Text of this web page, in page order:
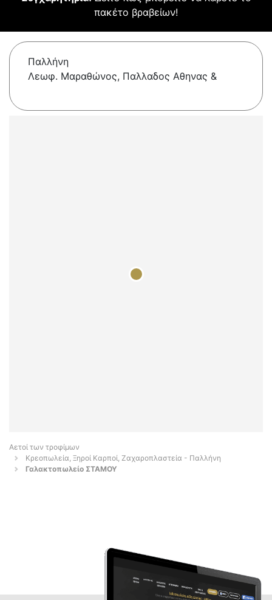
πακέτο βραβείων!
Παλλήνη
Λεωφ. Μαραθώνος, Παλλαδος Αθηνας &
Αετοί των τροφίμων
Κρεοπωλεία, Ξηροί Καρποί, Ζαχαροπλαστεία - Παλλήνη
Γαλακτοπωλείο ΣΤΑΜΟΥ